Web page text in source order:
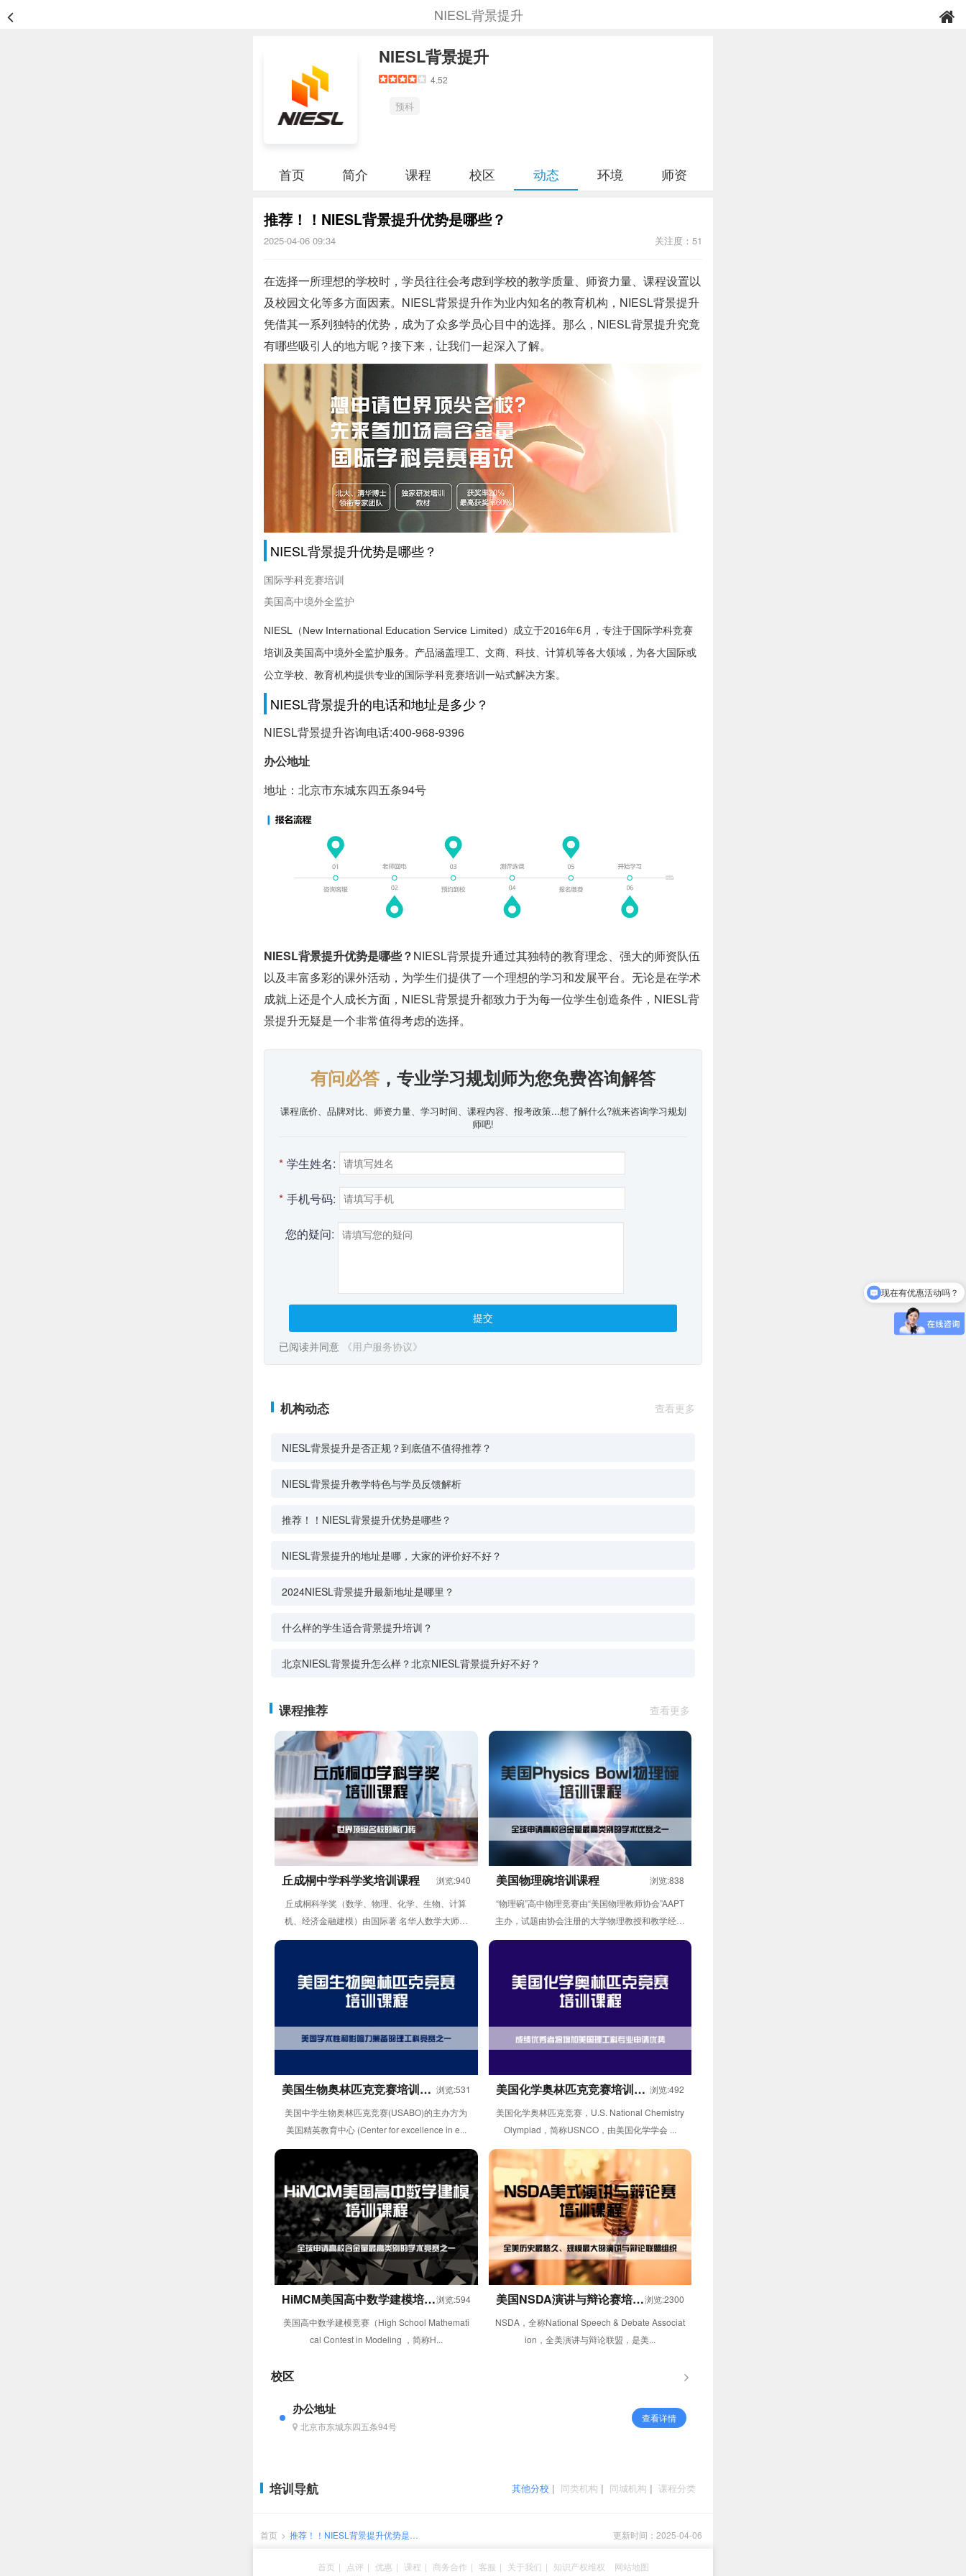
NIESL背景提升
NIESL背景提升
4.52
预科
首页 简介 课程 校区 动态 环境 师资
推荐！！NIESL背景提升优势是哪些？
2025-04-06 09:34 关注度：51
在选择一所理想的学校时，学员往往会考虑到学校的教学质量、师资力量、课程设置以
及校园文化等多方面因素。NIESL背景提升作为业内知名的教育机构，NIESL背景提升
凭借其一系列独特的优势，成为了众多学员心目中的选择。那么，NIESL背景提升究竟
有哪些吸引人的地方呢？接下来，让我们一起深入了解。
NIESL背景提升优势是哪些？
国际学科竞赛培训
美国高中境外全监护
NIESL（New International Education Service Limited）成立于2016年6月，专注于国际学科竞赛
培训及美国高中境外全监护服务。产品涵盖理工、文商、科技、计算机等各大领域，为各大国际或
公立学校、教育机构提供专业的国际学科竞赛培训一站式解决方案。
NIESL背景提升的电话和地址是多少？
NIESL背景提升咨询电话:400-968-9396
办公地址
地址：北京市东城东四五条94号
NIESL背景提升优势是哪些？NIESL背景提升通过其独特的教育理念、强大的师资队伍
以及丰富多彩的课外活动，为学生们提供了一个理想的学习和发展平台。无论是在学术
成就上还是个人成长方面，NIESL背景提升都致力于为每一位学生创造条件，NIESL背
景提升无疑是一个非常值得考虑的选择。
有问必答，专业学习规划师为您免费咨询解答
课程底价、品牌对比、师资力量、学习时间、课程内容、报考政策...想了解什么?就来咨询学习规划
师吧!
* 学生姓名:
* 手机号码:
您的疑问:
提交
已阅读并同意 《用户服务协议》
机构动态 查看更多
NIESL背景提升是否正规？到底值不值得推荐？
NIESL背景提升教学特色与学员反馈解析
推荐！！NIESL背景提升优势是哪些？
NIESL背景提升的地址是哪，大家的评价好不好？
2024NIESL背景提升最新地址是哪里？
什么样的学生适合背景提升培训？
北京NIESL背景提升怎么样？北京NIESL背景提升好不好？
课程推荐 查看更多
丘成桐中学科学奖培训课程
浏览:940
丘成桐科学奖（数学、物理、化学、生物、计算
机、经济金融建模）由国际著 名华人数学大师丘
成桐教授与泰康保险集团股份有限公司...
美国物理碗培训课程
浏览:838
“物理碗”高中物理竞赛由“美国物理教师协会”AAPT
主办，试题由协会注册的大学物理教授和教学经验
丰富的高中物理老师组成...
美国生物奥林匹克竞赛培训课 浏览:531
美国中学生物奥林匹克竞赛(USABO)的主办方为
美国精英教育中心 (Center for excellence in e...
美国化学奥林匹克竞赛培训课 浏览:492
美国化学奥林匹克竞赛，U.S. National Chemistry
Olympiad，简称USNCO，由美国化学学会 ...
HiMCM美国高中数学建模培训浏览:594
美国高中数学建模竞赛（High School Mathemati
cal Contest in Modeling ，简称H...
美国NSDA演讲与辩论赛培训浏览:2300
NSDA，全称National Speech & Debate Associat
ion，全美演讲与辩论联盟，是美...
校区
办公地址
北京市东城东四五条94号
查看详情
其他分校 | 同类机构 | 同城机构 | 课程分类
培训导航
首页 > 推荐！！NIESL背景提升优势是哪
更新时间：2025-04-06
首页 | 点评 | 优惠 | 课程 | 商务合作 | 客服 | 关于我们 | 知识产权维权 网站地图
怎么试听？